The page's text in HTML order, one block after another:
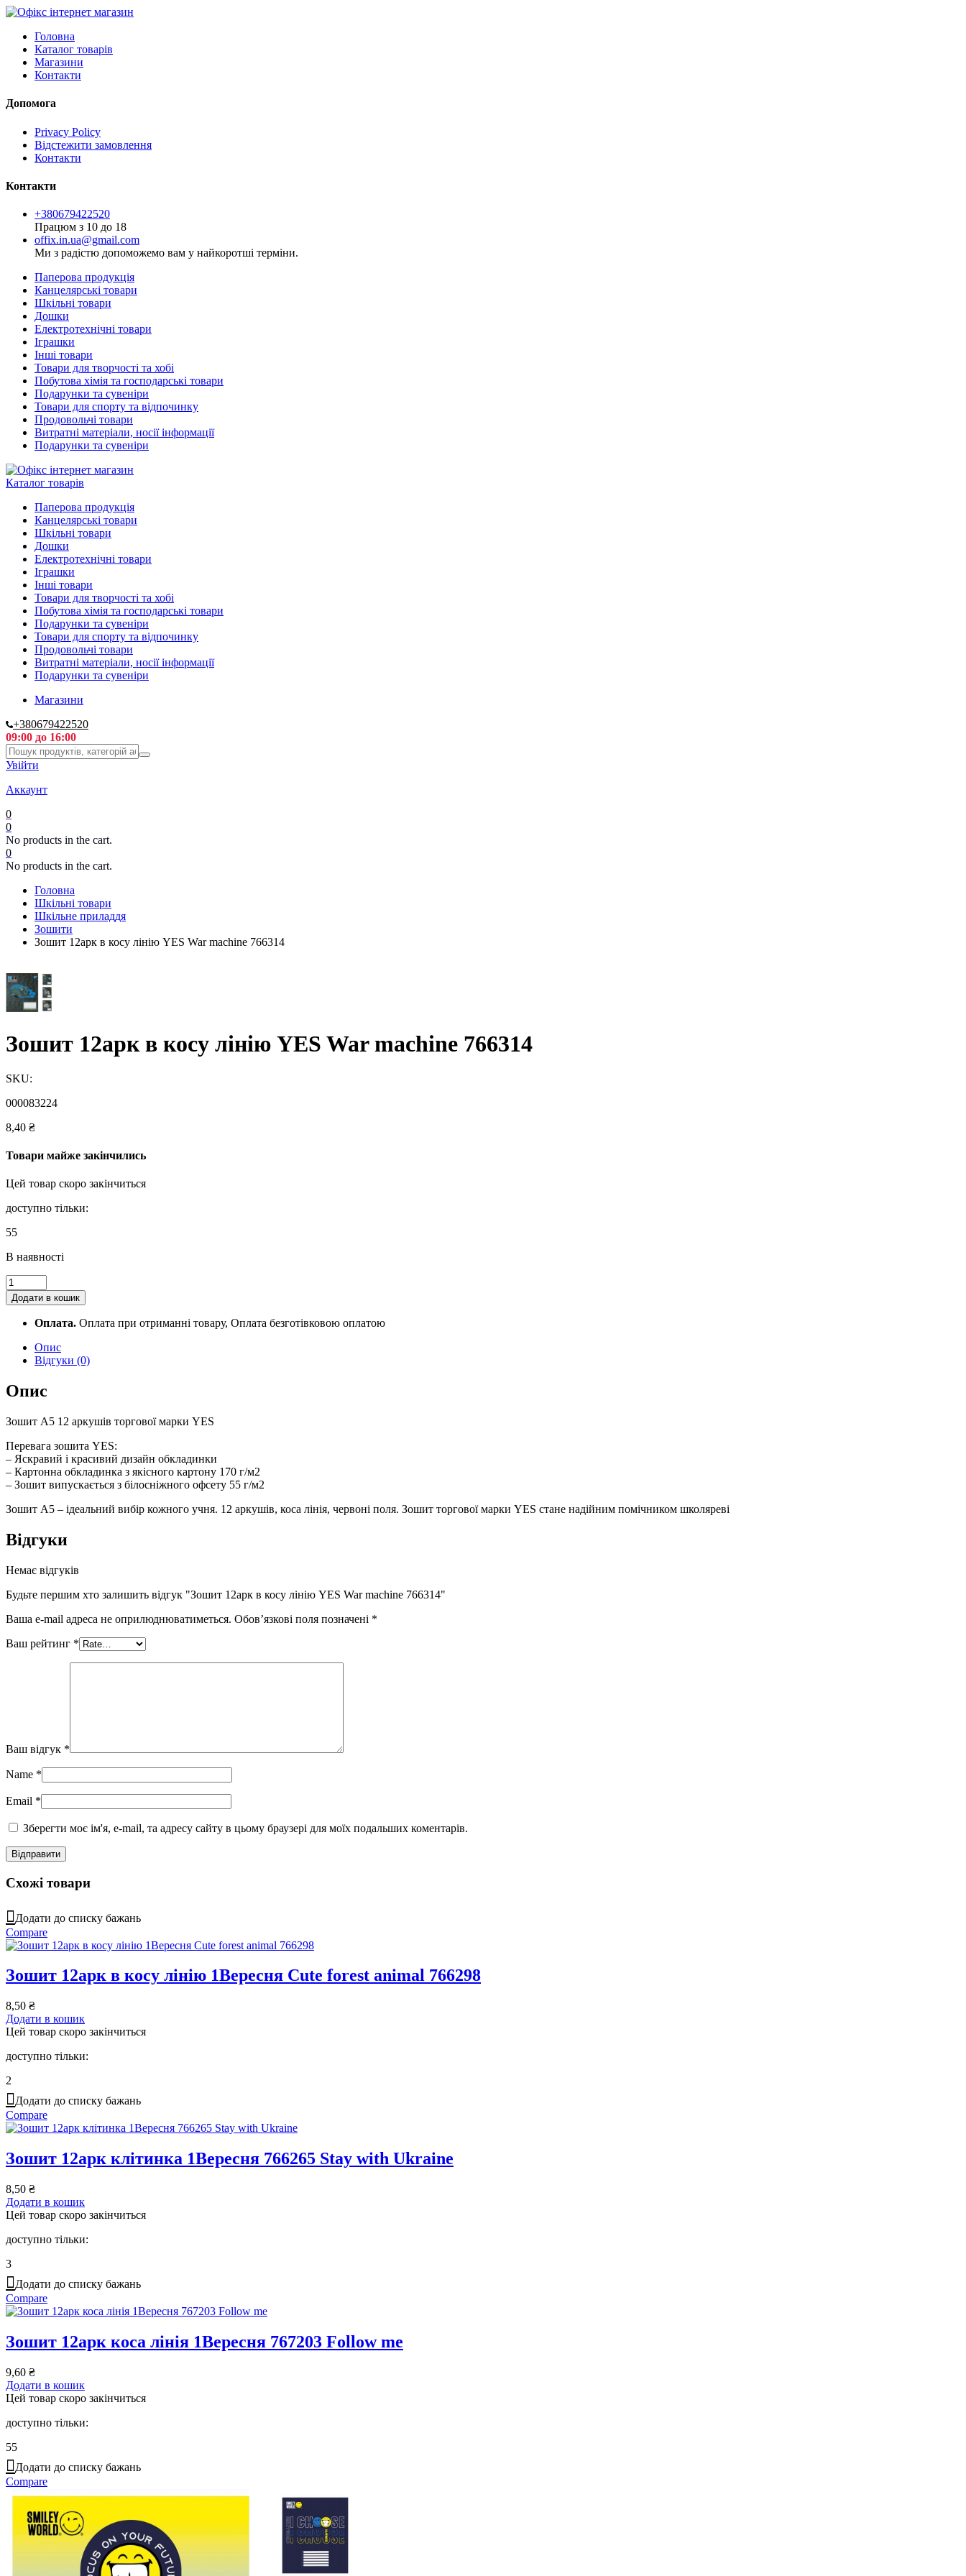
Головна
Каталог товарів
Магазини
Контакти
Допомога
Privacy Policy
Відстежити замовлення
Контакти
Контакти
+380679422520
Працюм з 10 до 18
offix.in.ua@gmail.com
Ми з радістю допоможемо вам у найкоротші терміни.
Паперова продукція
Канцелярські товари
Шкільні товари
Дошки
Електротехнічні товари
Іграшки
Інші товари
Товари для творчості та хобі
Побутова хімія та господарські товари
Подарунки та сувеніри
Товари для спорту та відпочинку
Продовольчі товари
Витратні матеріали, носії інформації
Подарунки та сувеніри
Каталог товарів
Паперова продукція
Канцелярські товари
Шкільні товари
Дошки
Електротехнічні товари
Іграшки
Інші товари
Товари для творчості та хобі
Побутова хімія та господарські товари
Подарунки та сувеніри
Товари для спорту та відпочинку
Продовольчі товари
Витратні матеріали, носії інформації
Подарунки та сувеніри
Магазини
+380679422520
09:00 до 16:00
Увійти
Аккаунт
0
0
No products in the cart.
0
No products in the cart.
Головна
Шкільні товари
Шкільне приладдя
Зошити
Зошит 12арк в косу лінію YES War machine 766314
Зошит 12арк в косу лінію YES War machine 766314
SKU:
000083224
8,40 ₴
Товари майже закінчились
Цей товар скоро закінчиться
доступно тільки:
55
В наявності
Зошит
12арк
в
косу
YES
War
766314
quantity
Додати в кошик
Оплата. Оплата при отриманні товару, Оплата безготівковою оплатою
Опис
Відгуки (0)
Опис
Зошит А5 12 аркушів торгової марки YES
Перевага зошита YES:
– Яскравий і красивий дизайн обкладинки
– Картонна обкладинка з якісного картону 170 г/м2
– Зошит випускається з білосніжного офсету 55 г/м2
Зошит А5 – ідеальний вибір кожного учня. 12 аркушів, коса лінія, червоні поля. Зошит торгової марки YES стане надійним помічником школяреві
Відгуки
Немає відгуків
Будьте першим хто залишить відгук "Зошит 12арк в косу лінію YES War machine 766314"
Ваша e-mail адреса не оприлюднюватиметься. Обов’язкові поля позначені *
Ваш рейтинг *
Ваш відгук *
Name *
Email *
Зберегти моє ім'я, e-mail, та адресу сайту в цьому браузері для моїх подальших коментарів.
Схожі товари
Додати до списку бажань
Compare
Зошит 12арк в косу лінію 1Вересня Cute forest animal 766298
8,50 ₴
Додати в кошик
Цей товар скоро закінчиться
доступно тільки:
2
Додати до списку бажань
Compare
Зошит 12арк клітинка 1Вересня 766265 Stay with Ukraine
8,50 ₴
Додати в кошик
Цей товар скоро закінчиться
доступно тільки:
3
Додати до списку бажань
Compare
Зошит 12арк коса лінія 1Вересня 767203 Follow me
9,60 ₴
Додати в кошик
Цей товар скоро закінчиться
доступно тільки:
55
Додати до списку бажань
Compare